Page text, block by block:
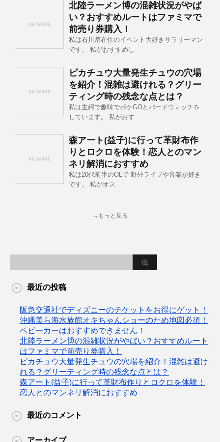
北陸ラーメン博の混雑状況がやば
い？おすすめルートはファミマで
前売り券購入！
私は石川県在住のイベント大好きサラリーマン
です。 私がおすすめし
ピカチュウ大量発生チュウの穴場
を紹介！混雑は避けれる？グリー
ティング時の残念な点とは？
私は主婦で趣味でポケGOとバードウォッチを
しています。 私がおす
森アート(益子)に行って革財布作
りとロクロを体験！恋人とのマン
ネリ解消におすすめ
私は20代前半のOLで 野外ライブや音楽が好き
です。 私がオス
→もっと見る
最近の投稿
阪急交通社でディズニーのチケットをお得にゲット！
沖縄美ら海水族館オキちゃんショーのため地図必須！
ベビーカーはおすすめできません！
北陸ラーメン博の混雑状況がやばい？おすすめルート
はファミマで前売り券購入！
ピカチュウ大量発生チュウの穴場を紹介！混雑は避け
れる？グリーティング時の残念な点とは？
森アート(益子)に行って革財布作りとロクロを体験！
恋人とのマンネリ解消におすすめ
最近のコメント
アーカイブ